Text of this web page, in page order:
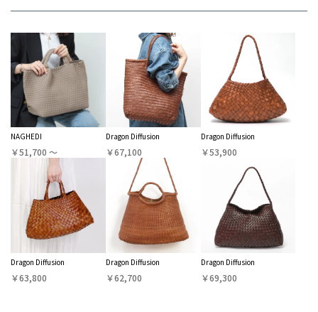
NAGHEDI
￥51,700 〜
Dragon Diffusion
￥67,100
Dragon Diffusion
￥53,900
Dragon Diffusion
￥63,800
Dragon Diffusion
￥62,700
Dragon Diffusion
￥69,300